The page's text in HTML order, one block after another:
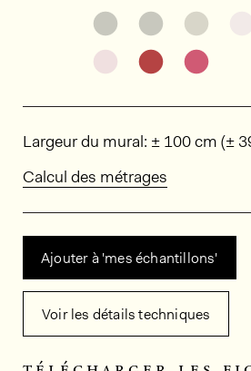
DécouvrirDécouvrir
DécouvrirDécouvrir
Dimensions
Largeur du mural: ± 100 cm (±
Calcul des métrages
Ajouter à 'mes échantillons'
Voir les détails techniques